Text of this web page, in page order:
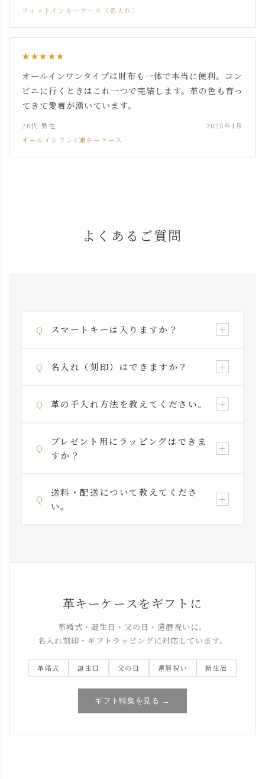
フィットインキーケース（名入れ）
★★★★★
オールインワンタイプは財布も一体で本当に便利。コン
ビニに行くときはこれ一つで完結します。革の色も育っ
てきて愛着が湧いています。
20代 男性
2025年1月
オールインワン4連キーケース
よくあるご質問
Q スマートキーは入りますか？ +
はい、レザーZIPキーケース（\8,580〜）は
スマートキー対応です。車種によってはサイ
品ページの寸法情報もご参照ください。
Q 名入れ（刻印）はできますか？ +
はい、別途オプションにて対応しておりま
す。プレゼントや記念品として多くご利用い
プション欄をご確認ください。
Q 革の手入れ方法を教えてください。 +
栃木レザーは乾燥に弱いため、定期的なク
リームケアをおすすめします。月に1回程
入れページをご覧ください。
Q
プレゼント用にラッピングはできま
すか？
+
はい、ギフトラッピングに対応していま
す。革婚式・誕生日・父の日などの贈り物
Q
送料・配送について教えてくださ
い。
+
ついてはご利用ガイドをご確認ください。
革キーケースをギフトに
革婚式・誕生日・父の日・還暦祝いに。
名入れ刻印・ギフトラッピングに対応しています。
革婚式 誕生日 父の日 還暦祝い 新生活
ギフト特集を見る →